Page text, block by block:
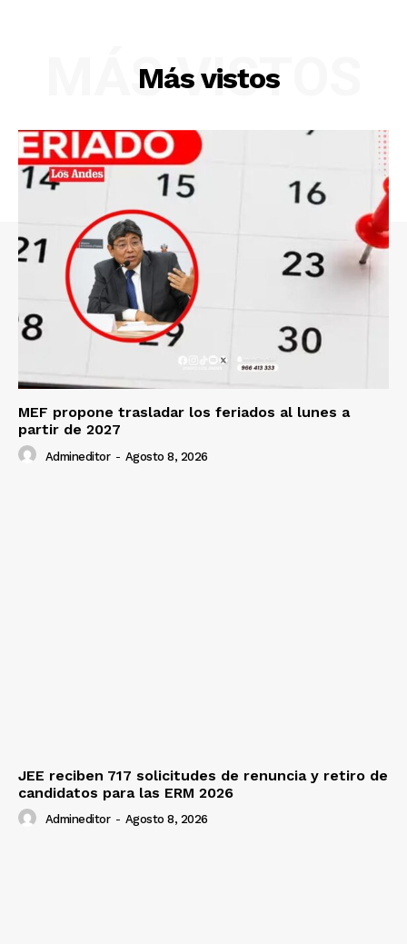
SUSCRIBETE
Diario los Andes
Más vistos
MÁS VISTOS
MEF propone trasladar los feriados al lunes a
partir de 2027
Admineditor - Agosto 8, 2026
JEE reciben 717 solicitudes de renuncia y retiro de
candidatos para las ERM 2026
Admineditor - Agosto 8, 2026